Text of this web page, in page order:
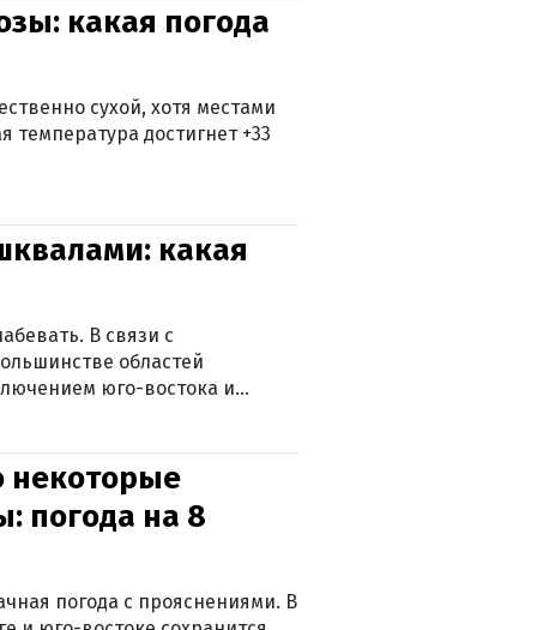
какая погода
сухой, хотя местами
достигнет +33
какая
В связи с
областей
юго-востока и
некоторые
погода на 8
погода с прояснениями. В